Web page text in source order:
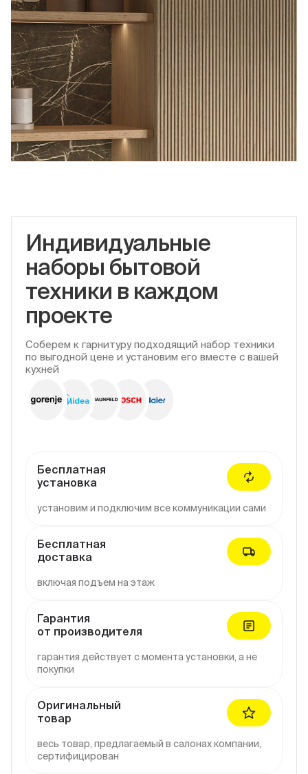
Индивидуальные
наборы бытовой
техники в каждом
проекте
Соберем к гарнитуру подходящий набор техники
по выгодной цене и установим его вместе с вашей
кухней
Бесплатная
установка
установим и подключим все коммуникации сами
Бесплатная
доставка
включая подъем на этаж
Гарантия
от производителя
гарантия действует с момента установки, а не
покупки
Оригинальный
товар
весь товар, предлагаемый в салонах компании,
сертифицирован